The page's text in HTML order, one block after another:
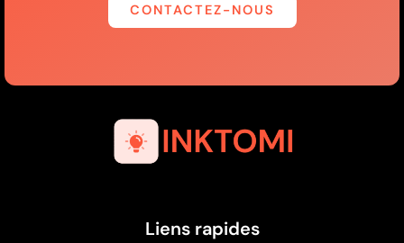
CONTACTEZ-NOUS
Liens rapides